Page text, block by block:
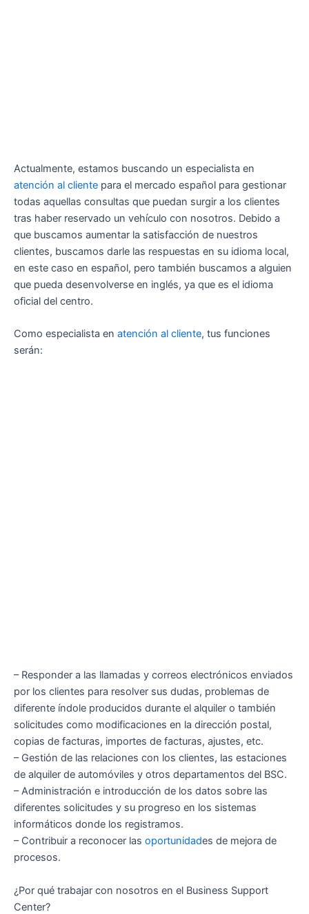
Actualmente, estamos buscando un especialista en
atención al cliente para el mercado español para gestionar
todas aquellas consultas que puedan surgir a los clientes
tras haber reservado un vehículo con nosotros. Debido a
que buscamos aumentar la satisfacción de nuestros
clientes, buscamos darle las respuestas en su idioma local,
en este caso en español, pero también buscamos a alguien
que pueda desenvolverse en inglés, ya que es el idioma
oficial del centro.
Como especialista en atención al cliente, tus funciones
serán:
– Responder a las llamadas y correos electrónicos enviados
por los clientes para resolver sus dudas, problemas de
diferente índole producidos durante el alquiler o también
solicitudes como modificaciones en la dirección postal,
copias de facturas, importes de facturas, ajustes, etc.
– Gestión de las relaciones con los clientes, las estaciones
de alquiler de automóviles y otros departamentos del BSC.
– Administración e introducción de los datos sobre las
diferentes solicitudes y su progreso en los sistemas
informáticos donde los registramos.
– Contribuir a reconocer las oportunidades de mejora de
procesos.
¿Por qué trabajar con nosotros en el Business Support
Center?